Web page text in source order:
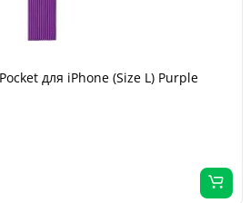
для iPhone (Size L) Purple